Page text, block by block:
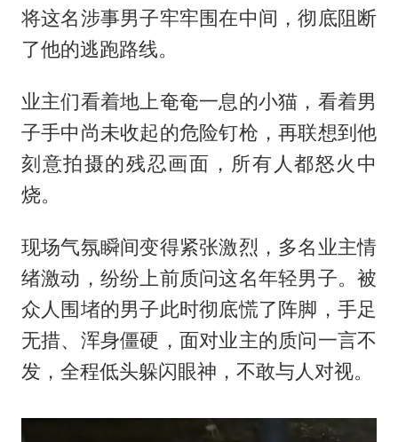
将这名涉事男子牢牢围在中间，彻底阻断
了他的逃跑路线。
业主们看着地上奄奄一息的小猫，看着男
子手中尚未收起的危险钉枪，再联想到他
刻意拍摄的残忍画面，所有人都怒火中
烧。
现场气氛瞬间变得紧张激烈，多名业主情
绪激动，纷纷上前质问这名年轻男子。被
众人围堵的男子此时彻底慌了阵脚，手足
无措、浑身僵硬，面对业主的质问一言不
发，全程低头躲闪眼神，不敢与人对视。